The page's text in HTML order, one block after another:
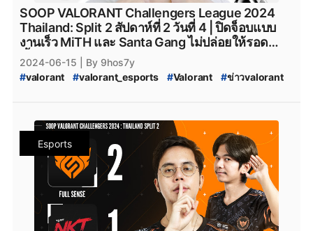
#VALORANT_XOXO_01 #riotgames #ESL #afreecatv
#afreecatv_valorant # Afreeca #FPSThailand #fps
# fpsthailand #soop #SOOP
SOOP VALORANT Challengers League 2024
Thailand: Split 2 สัปดาห์ที่ 2 วันที่ 4 | ปิดจ็อบแบบ
งานเร็ว MiTH และ Santa Gang ไม่ปล่อยให้รอด
เงื้อมมือ พร้อมปิดเกมไวแบบไม่ต้องลุ้น
2024-06-15
| By 9hos7y
#valorant #valorant_esports #Valorant #ข่าวvalorant
VALORANT_Challengers_2024_Split_2 #ทีมvalorant
เกมriotgames #MiTH
mith
mith_valorant mith.valorant #FullSense
fullsense_valorant # fullsense #full_sense
valorant_full_sense
attackallaroud
AttackAllAround
Attack_All_Around
Attack-All-Around AAA.Valorant # AAA
aaa_valorant teamnkt_valorant #Team-NKT
Esports